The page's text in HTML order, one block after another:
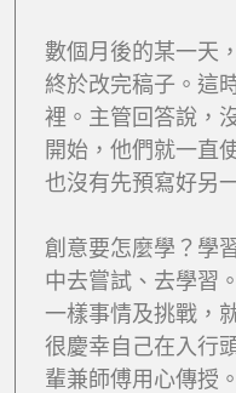
數個月後的某一天
終於改完稿子。這
裡。主管回答說，
開始，他們就一直
也沒有先預寫好另
創意要怎麼學？學
中去嘗試、去學習
一樣事情及挑戰，
很慶幸自己在入行
輩兼師傅用心傳授